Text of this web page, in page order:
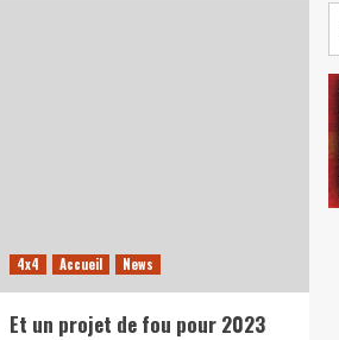
4x4 Accueil News
Et un projet de fou pour 2023